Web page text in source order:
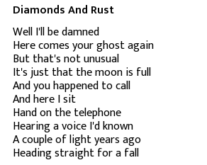
Diamonds And Rust
Well I'll be damned
Here comes your ghost again
But that's not unusual
It's just that the moon is full
And you happened to call
And here I sit
Hand on the telephone
Hearing a voice I'd known
A couple of light years ago
Heading straight for a fall